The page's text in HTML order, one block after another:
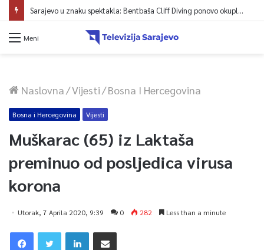
Sarajevo u znaku spektakla: Bentbaša Cliff Diving ponovo okuplja najbolje skakače i vrhunsku zabavu
Meni
Naslovna/Vijesti/Bosna I Hercegovina
Bosna i Hercegovina Vijesti
Muškarac (65) iz Laktaša
preminuo od posljedica virusa
korona
Utorak, 7 Aprila 2020, 9:39 0 282 Less than a minute